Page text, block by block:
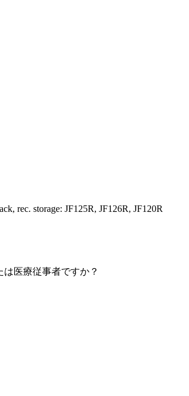
rec. storage: JF125R, JF126R, JF120R
医療従事者ですか？